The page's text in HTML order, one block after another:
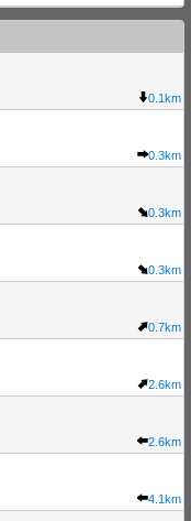
0.1km
0.3km
0.3km
0.3km
0.7km
2.6km
2.6km
4.1km